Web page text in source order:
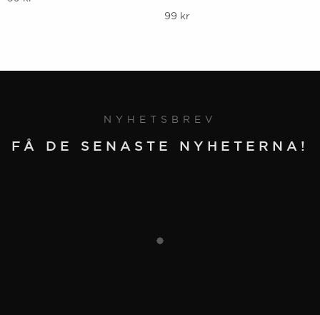
varianter.
på
Denna
flera
kan
väljas
99 kr
NYHETSBREV
FÅ DE SENASTE NYHETERNA!